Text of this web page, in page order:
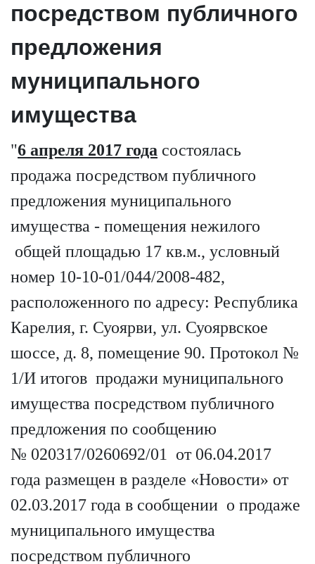
посредством публичного
предложения
муниципального
имущества
"6 апреля 2017 года состоялась
продажа посредством публичного
предложения муниципального
имущества - помещения нежилого
общей площадью 17 кв.м., условный
номер 10-10-01/044/2008-482,
расположенного по адресу: Республика
Карелия, г. Суоярви, ул. Суоярвское
шоссе, д. 8, помещение 90. Протокол №
1/И итогов продажи муниципального
имущества посредством публичного
предложения по сообщению
№ 020317/0260692/01 от 06.04.2017
года размещен в разделе «Новости» от
02.03.2017 года в сообщении о продаже
муниципального имущества
посредством публичного